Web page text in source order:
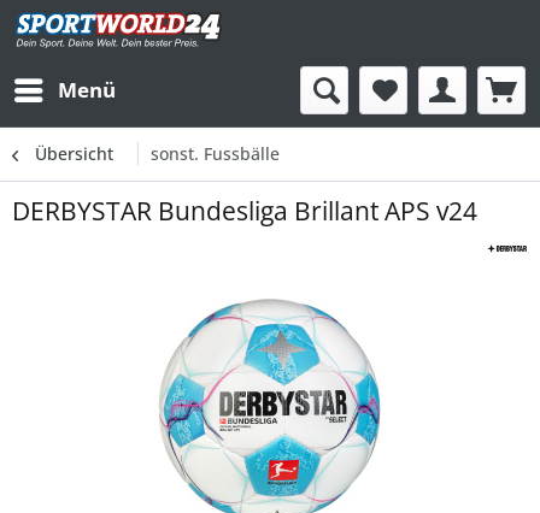
Menü
Übersicht sonst. Fussbälle
DERBYSTAR Bundesliga Brillant APS v24